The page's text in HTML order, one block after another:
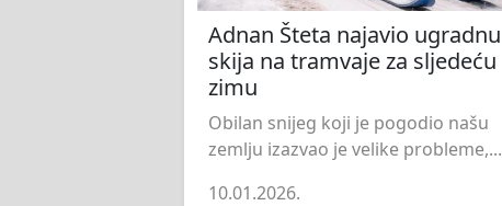
Adnan Šteta najavio ugradnu
skija na tramvaje za sljedeću
zimu
Obilan snijeg koji je pogodio našu
zemlju izazvao je velike probleme,...
10.01.2026.